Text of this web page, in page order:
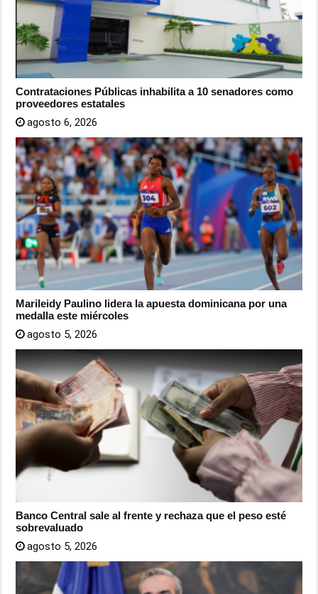
Contrataciones Públicas inhabilita a 10 senadores como
proveedores estatales
agosto 6, 2026
Marileidy Paulino lidera la apuesta dominicana por una
medalla este miércoles
agosto 5, 2026
Banco Central sale al frente y rechaza que el peso esté
sobrevaluado
agosto 5, 2026